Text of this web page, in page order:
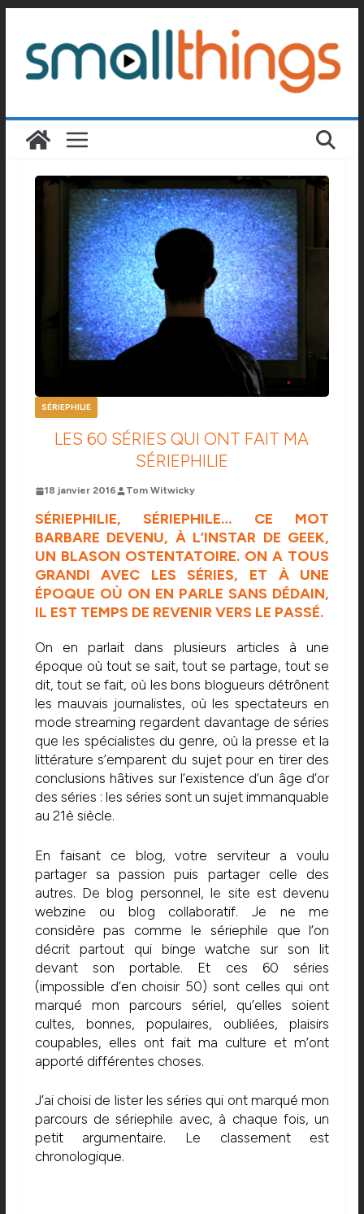
contenu
SÉRIEPHILIE
LES 60 SÉRIES QUI ONT FAIT MA
SÉRIEPHILIE
18 janvier 2016 Tom Witwicky
SÉRIEPHILIE, SÉRIEPHILE… CE MOT
BARBARE DEVENU, À L’INSTAR DE GEEK,
UN BLASON OSTENTATOIRE. ON A TOUS
GRANDI AVEC LES SÉRIES, ET À UNE
ÉPOQUE OÙ ON EN PARLE SANS DÉDAIN,
IL EST TEMPS DE REVENIR VERS LE PASSÉ.
On en parlait dans plusieurs articles à une
époque où tout se sait, tout se partage, tout se
dit, tout se fait, où les bons blogueurs détrônent
les mauvais journalistes, où les spectateurs en
mode streaming regardent davantage de séries
que les spécialistes du genre, où la presse et la
littérature s’emparent du sujet pour en tirer des
conclusions hâtives sur l’existence d’un âge d’or
des séries : les séries sont un sujet immanquable
au 21è siècle.
En faisant ce blog, votre serviteur a voulu
partager sa passion puis partager celle des
autres. De blog personnel, le site est devenu
webzine ou blog collaboratif. Je ne me
considère pas comme le sériephile que l’on
décrit partout qui binge watche sur son lit
devant son portable. Et ces 60 séries
(impossible d’en choisir 50) sont celles qui ont
marqué mon parcours sériel, qu’elles soient
cultes, bonnes, populaires, oubliées, plaisirs
coupables, elles ont fait ma culture et m’ont
apporté différentes choses.
J’ai choisi de lister les séries qui ont marqué mon
parcours de sériephile avec, à chaque fois, un
petit argumentaire. Le classement est
chronologique.